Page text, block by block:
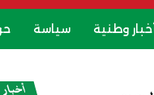
وطنية سياسة
أخبار